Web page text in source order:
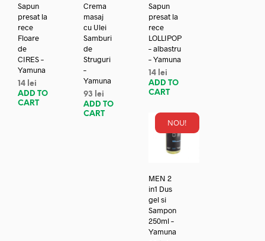
Sapun
presat la
rece
Floare
de
CIRES –
Yamuna
14 lei
ADD TO
CART
Crema
masaj
cu Ulei
Samburi
de
Struguri
–
Yamuna
93
lei
ADD TO
CART
Sapun
presat la
rece
LOLLIPOP
– albastru
– Yamuna
14 lei
ADD TO
CART
NOU!
MEN 2
in1 Dus
gel si
Sampon
250ml –
Yamuna